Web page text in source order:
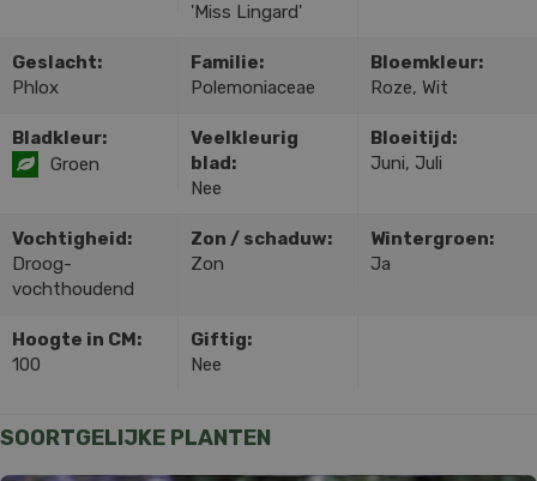
'Miss Lingard'
Geslacht:
Phlox
Familie:
Polemoniaceae
Bloemkleur:
Roze, Wit
Bladkleur:
Groen
Veelkleurig
blad:
Nee
Bloeitijd:
Juni, Juli
Vochtigheid:
Droog-
vochthoudend
Zon / schaduw:
Zon
Wintergroen:
Ja
Hoogte in CM:
100
Giftig:
Nee
SOORTGELIJKE PLANTEN